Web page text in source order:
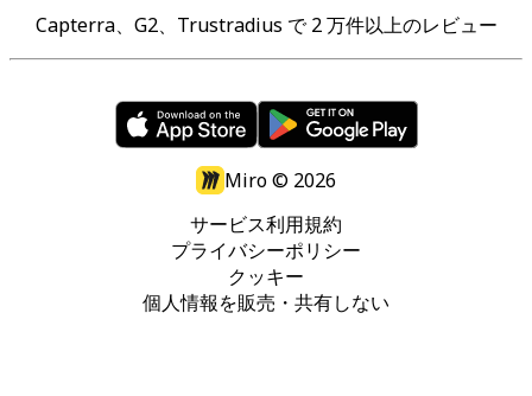
Capterra、G2、Trustradius で 2 万件以上のレビュー
Miro © 2026
サービス利用規約
プライバシーポリシー
クッキー
個人情報を販売・共有しない